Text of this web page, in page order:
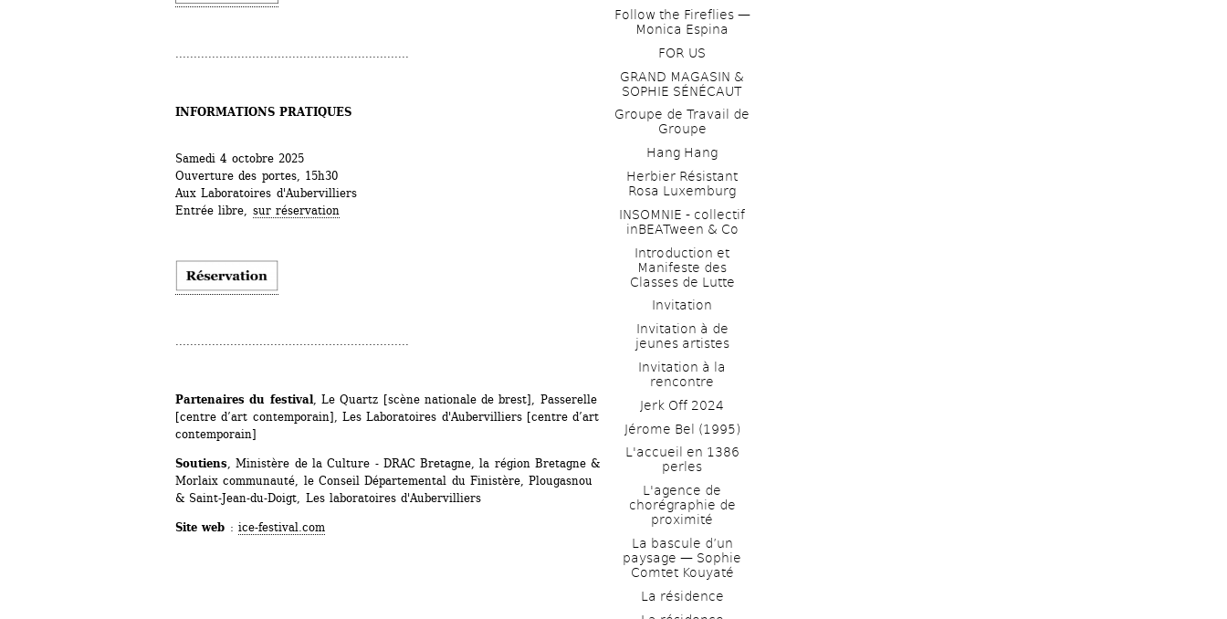
INFORMATIONS PRATIQUES
Samedi 4 octobre 2025
Ouverture des portes, 15h30
Aux Laboratoires d'Aubervilliers
Entrée libre, sur réservation
................................................................
Partenaires du festival, Le Quartz [scène nationale de brest], Passerelle
[centre d’art contemporain], Les Laboratoires d'Aubervilliers [centre d’art
contemporain]
Soutiens, Ministère de la Culture - DRAC Bretagne, la région Bretagne &
Morlaix communauté, le Conseil Départemental du Finistère, Plougasnou
& Saint-Jean-du-Doigt, Les laboratoires d'Aubervilliers
Site web : ice-festival.com
Follow the Fireflies —
Monica Espina
FOR US
GRAND MAGASIN &
SOPHIE SÉNÉCAUT
Groupe de Travail de
Groupe
Hang Hang
Herbier Résistant
Rosa Luxemburg
INSOMNIE - collectif
inBEATween & Co
Introduction et
Manifeste des
Classes de Lutte
Invitation
Invitation à de
jeunes artistes
Invitation à la
rencontre
Jerk Off 2024
Jérome Bel (1995)
L'accueil en 1386
perles
L'agence de
chorégraphie de
proximité
La bascule d’un
paysage — Sophie
Comtet Kouyaté
La résidence